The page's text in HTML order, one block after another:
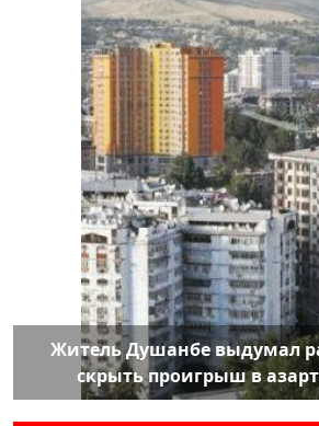
Житель Душанбе выдумал
скрыть проигрыш в